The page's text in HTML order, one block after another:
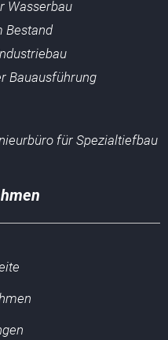
Wasserbau
Bestand
Bauausführung
für Spezialtiefbau